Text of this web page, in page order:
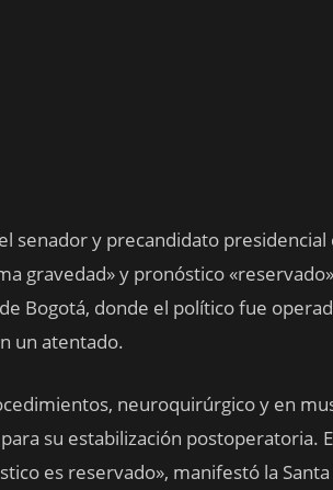
senador y precandidato
gravedad» y pronóstico
Bogotá, donde el político fue
un atentado.
neuroquirúrgico y en
su estabilización postoperatoria.
es reservado», manifestó la